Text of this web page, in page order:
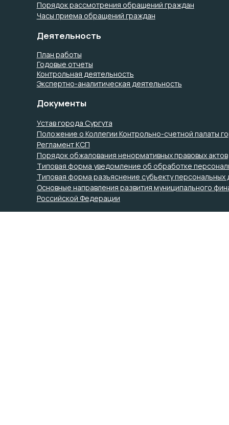
Порядок рассмотрения обращений граждан
Часы приема обращений граждан
Деятельность
План работы
Годовые отчеты
Контрольная деятельность
Экспертно-аналитическая деятельность
Документы
Устав города Сургута
Положение о Коллегии Контрольно-счетной палаты
Регламент КСП
Порядок обжалования ненормативных правовых актов
Типовая форма уведомление об обработке
Типовая форма разъяснение субъекту персональных
Основные направления развития муниципального
Российской Федерации